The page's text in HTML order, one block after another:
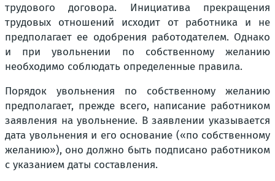
трудового договора. Инициатива прекращения
трудовых отношений исходит от работника и не
предполагает ее одобрения работодателем. Однако
и при увольнении по собственному желанию
необходимо соблюдать определенные правила.
Порядок увольнения по собственному желанию
предполагает, прежде всего, написание работником
заявления на увольнение. В заявлении указывается
дата увольнения и его основание («по собственному
желанию»), оно должно быть подписано работником
с указанием даты составления.